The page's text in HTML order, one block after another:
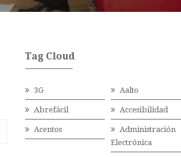
Tag Cloud
3G Aalto
Abrefácil Accesibilidad
Acentos
Administración
Electrónica